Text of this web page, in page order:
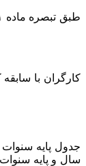
جدول پایه
سال و پایه